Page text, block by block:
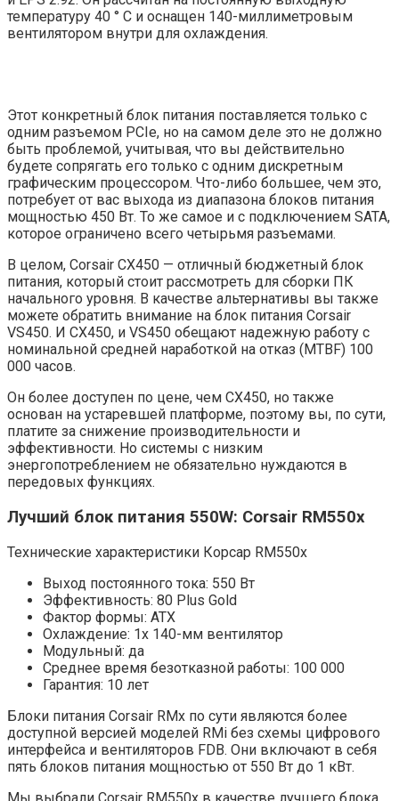
температуру 40 ° C и оснащен 140-миллиметровым
вентилятором внутри для охлаждения.
Этот конкретный блок питания поставляется только с
одним разъемом PCIe, но на самом деле это не должно
быть проблемой, учитывая, что вы действительно
будете сопрягать его только с одним дискретным
графическим процессором. Что-либо большее, чем это,
потребует от вас выхода из диапазона блоков питания
мощностью 450 Вт. То же самое и с подключением SATA,
которое ограничено всего четырьмя разъемами.
В целом, Corsair CX450 — отличный бюджетный блок
питания, который стоит рассмотреть для сборки ПК
начального уровня. В качестве альтернативы вы также
можете обратить внимание на блок питания Corsair
VS450. И CX450, и VS450 обещают надежную работу с
номинальной средней наработкой на отказ (MTBF) 100
000 часов.
Он более доступен по цене, чем CX450, но также
основан на устаревшей платформе, поэтому вы, по сути,
платите за снижение производительности и
эффективности. Но системы с низким
энергопотреблением не обязательно нуждаются в
передовых функциях.
Лучший блок питания 550W: Corsair RM550x
Технические характеристики Корсар RM550x
Выход постоянного тока: 550 Вт
Эффективность: 80 Plus Gold
Фактор формы: ATX
Охлаждение: 1x 140-мм вентилятор
Модульный: да
Среднее время безотказной работы: 100 000
Гарантия: 10 лет
Блоки питания Corsair RMx по сути являются более
доступной версией моделей RMi без схемы цифрового
интерфейса и вентиляторов FDB. Они включают в себя
пять блоков питания мощностью от 550 Вт до 1 кВт.
Мы выбрали Corsair RM550x в качестве лучшего блока